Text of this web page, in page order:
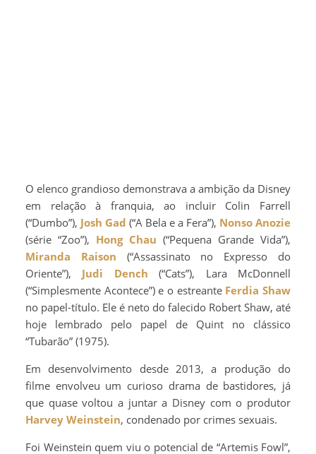
O elenco grandioso demonstrava a ambição da Disney
em relação à franquia, ao incluir Colin Farrell
(“Dumbo”), Josh Gad (“A Bela e a Fera”), Nonso Anozie
(série “Zoo”), Hong Chau (“Pequena Grande Vida”),
Miranda Raison (“Assassinato no Expresso do
Oriente”), Judi Dench (“Cats”), Lara McDonnell
(“Simplesmente Acontece”) e o estreante Ferdia Shaw
no papel-título. Ele é neto do falecido Robert Shaw, até
hoje lembrado pelo papel de Quint no clássico
“Tubarão” (1975).
Em desenvolvimento desde 2013, a produção do
filme envolveu um curioso drama de bastidores, já
que quase voltou a juntar a Disney com o produtor
Harvey Weinstein, condenado por crimes sexuais.
Foi Weinstein quem viu o potencial de “Artemis Fowl”,